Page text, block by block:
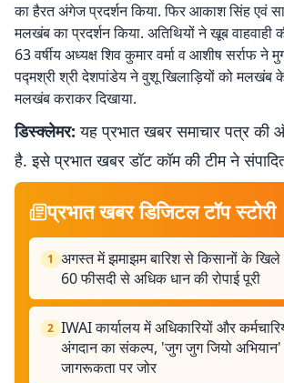
का हैरत अंगेज प्रदर्शन किया. फिर आकाश सिंह एवं
मलखंब का प्रदर्शन किया. अतिथियों ने खूब वाहवाही
63 वर्षीय अध्यक्ष शिव कुमार वर्मा व आशीष सर्राफ ने
पद्मश्री श्री देशपांडेय ने वुशू खिलाड़ियों को मलखंब
मलखंब कराकर दिखाया.
डिस्क्लेमर: यह प्रभात खबर समाचार पत्र की
है. इसे प्रभात खबर डॉट कॉम की टीम ने
प्रभात खबर डिजिटल टॉप स्टोरी
1 अगस्त में झमाझम बारिश से किसानों के
60 फीसदी से अधिक धान की रोपाई पूरी
2 IWAI कार्यालय में अधिकारियों और
अंगदान का संकल्प, 'जुग जुग जियो
जागरूकता पर जोर